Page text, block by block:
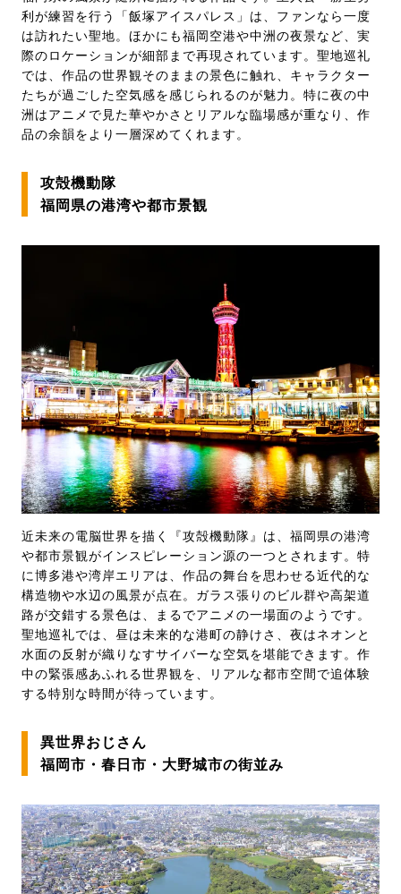
利が練習を行う「飯塚アイスパレス」は、ファンなら一度
は訪れたい聖地。ほかにも福岡空港や中洲の夜景など、実
際のロケーションが細部まで再現されています。聖地巡礼
では、作品の世界観そのままの景色に触れ、キャラクター
たちが過ごした空気感を感じられるのが魅力。特に夜の中
洲はアニメで見た華やかさとリアルな臨場感が重なり、作
品の余韻をより一層深めてくれます。
攻殻機動隊
福岡県の港湾や都市景観
近未来の電脳世界を描く『攻殻機動隊』は、福岡県の港湾
や都市景観がインスピレーション源の一つとされます。特
に博多港や湾岸エリアは、作品の舞台を思わせる近代的な
構造物や水辺の風景が点在。ガラス張りのビル群や高架道
路が交錯する景色は、まるでアニメの一場面のようです。
聖地巡礼では、昼は未来的な港町の静けさ、夜はネオンと
水面の反射が織りなすサイバーな空気を堪能できます。作
中の緊張感あふれる世界観を、リアルな都市空間で追体験
する特別な時間が待っています。
異世界おじさん
福岡市・春日市・大野城市の街並み